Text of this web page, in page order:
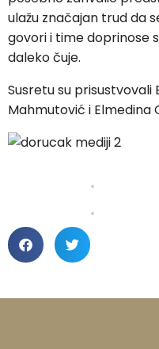
ulažu značajan trud da
govori i time doprinose
daleko čuje.
Susretu su prisustvovali
Mahmutović i Elmedina